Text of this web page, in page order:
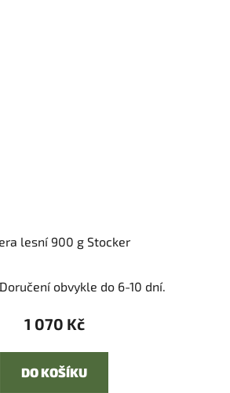
lesní 900 g Stocker
obvykle do 6-10 dní.
1 070 Kč
DO KOŠÍKU